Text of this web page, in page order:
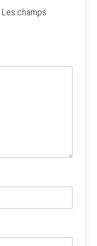
Les champs